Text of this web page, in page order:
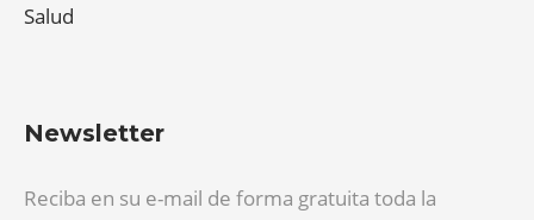
Salud
Newsletter
Reciba en su e-mail de forma gratuita toda la